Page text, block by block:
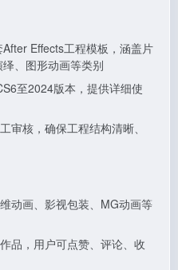
Effects工程模板，涵盖片
、图形动画等类别
至2024版本，提供详细使
审核，确保工程结构清晰、
动画、影视包装、MG动画等
品，用户可点赞、评论、收